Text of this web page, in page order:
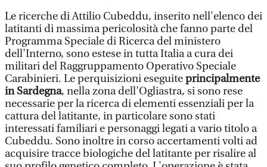
Le ricerche di Attilio Cubeddu, inserito nell'elenco dei
latitanti di massima pericolosità che fanno parte del
Programma Speciale di Ricerca del ministero
dell'Interno, sono estese in tutta Italia a cura dei
militari del Raggruppamento Operativo Speciale
Carabinieri. Le perquisizioni eseguiteprincipalmente
in Sardegna, nella zona dell’Ogliastra, si sono rese
necessarie per la ricerca di elementi essenziali per la
cattura del latitante, in particolare sono stati
interessati familiari e personaggi legati a vario titolo a
Cubeddu. Sono inoltre in corso accertamenti volti ad
acquisire tracce biologiche del latitante per risalire al